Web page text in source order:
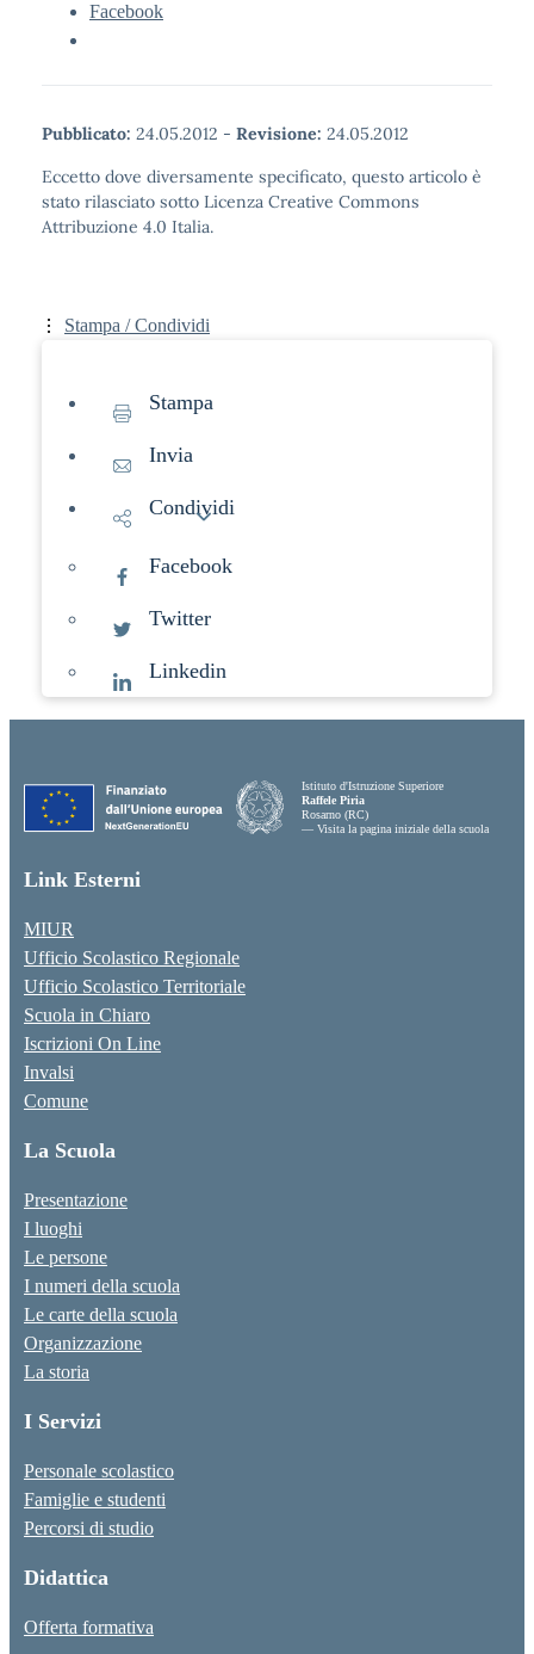
Facebook
Pubblicato: 24.05.2012 - Revisione: 24.05.2012
Eccetto dove diversamente specificato, questo articolo è
stato rilasciato sotto Licenza Creative Commons
Attribuzione 4.0 Italia.
Stampa / Condividi
Stampa
Invia
Condividi
Facebook
Twitter
Linkedin
Istituto d'Istruzione Superiore
Raffele Piria
Rosarno (RC)
— Visita la pagina iniziale della scuola
Link Esterni
MIUR
Ufficio Scolastico Regionale
Ufficio Scolastico Territoriale
Scuola in Chiaro
Iscrizioni On Line
Invalsi
Comune
La Scuola
Presentazione
I luoghi
Le persone
I numeri della scuola
Le carte della scuola
Organizzazione
La storia
I Servizi
Personale scolastico
Famiglie e studenti
Percorsi di studio
Didattica
Offerta formativa